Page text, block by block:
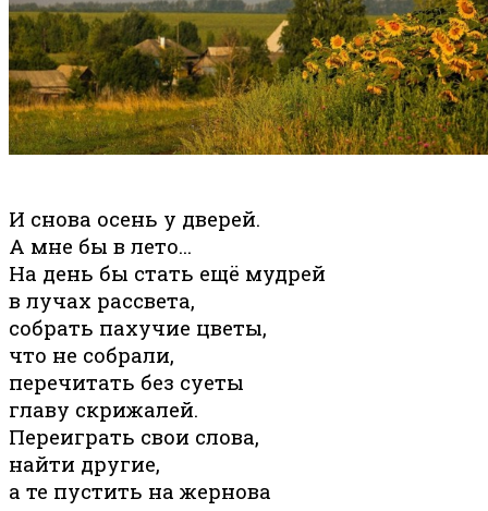
И снова осень у дверей.
А мне бы в лето…
На день бы стать ещё мудрей
в лучах рассвета,
собрать пахучие цветы,
что не собрали,
перечитать без суеты
главу скрижалей.
Переиграть свои слова,
найти другие,
а те пустить на жернова